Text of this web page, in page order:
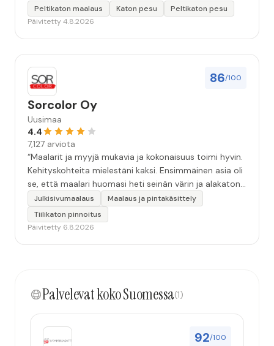
aika piti ja työn jälki oikein hyvää ja osaavaa. toinen
murhe tuli koska olimme matkoilla ja jossain
vuorokautta pihalle...kunnes naapuri uskaltautui
pihallemme ja sulki hanan. Hieman siis tarkkuutta
hommiin ja hyvä tulee. ”
Peltikaton maalaus Katon pesu
Peltikaton pesu
Päivitetty 4.8.2026
86/100
Sorcolor Oy
Uusimaa
4.4
7,127 arviota
“Maalarit ja myyjä mukavia ja kokonaisuus toimi hyvin.
Kehityskohteita mielestäni kaksi. Ensimmäinen asia oli
se, että maalari huomasi heti seinän värin ja alakaton
värin erot mitä en huomannut. Hyvä toki että siinä
kohtaa huomattu mutta toki optimaalisessa
tilanteessa myyjä olisi jo kiinnittänyt tähän huomiota.
mahdollisuus että palveluita käytän”
Julkisivumaalaus
Maalaus ja pintakäsittely
Tiilikaton pinnoitus
Päivitetty 6.8.2026
Palvelevat koko Suomessa(1)
92/100